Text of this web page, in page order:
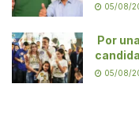
05/08/
Por
05/08/